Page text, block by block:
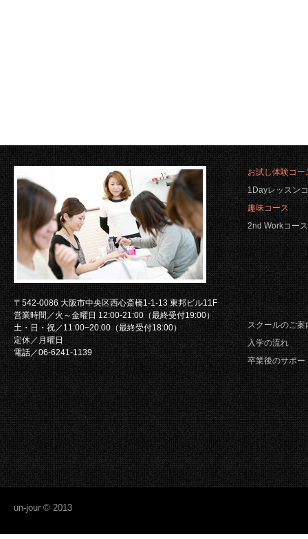
〒542-0086 大阪市中央区西心斎橋1-1-13 東邦ビル11F
営業時間／火～金曜日 12:00-21:00（最終受付19:00）
土・日・祝／11:00−20:00（最終受付18:00）
定休／月曜日
電話／06-6241-1139
お試し体験コー
1Dayレッスン
趣味コース
2nd Workコース
スクールのご案
入学の流れ
卒業後のサポー
un-jour © 2013